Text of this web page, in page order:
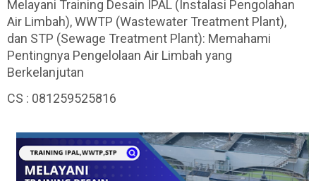
Melayani Training Desain IPAL (Instalasi Pengolahan
Air Limbah), WWTP (Wastewater Treatment Plant),
dan STP (Sewage Treatment Plant): Memahami
Pentingnya Pengelolaan Air Limbah yang
Berkelanjutan
CS : 081259525816